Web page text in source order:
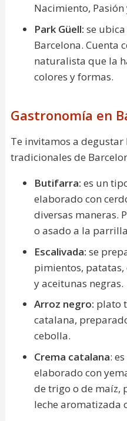
Nacimiento, Pasión
Park Güell: se
Barcelona. Cuenta
naturalista que la
colores y formas.
Gastronomía en
Te invitamos a
tradicionales de
Butifarra: es un
elaborado con
diversas maneras.
o asado a la
Escalivada: se
pimientos,
y aceitunas negras.
Arroz negro: plato
catalana,
cebolla.
Crema catalana:
elaborado con
de trigo o de maíz,
leche aromatizada